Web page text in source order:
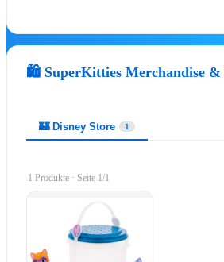
🎭 Die
🎻 Konzerte
🛍️ SuperKitties Merchandise &
🏰 Disney Store 1
1 Produkte · Seite 1/1